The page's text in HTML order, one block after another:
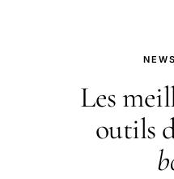
Les
outils